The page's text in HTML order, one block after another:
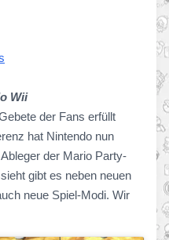
Wii
der Fans erfüllt
hat Nintendo nun
der Mario Party-
gibt es neben neuen
neue Spiel-Modi. Wir